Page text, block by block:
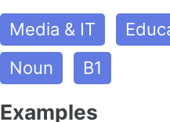
Media & IT
Noun
B1
Examples